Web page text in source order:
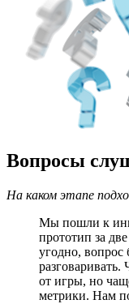
Вопросы
На каком этапе
Мы пошли к
прототип за
угодно, вопрос
разговаривать.
от игры, но
метрики. Нам